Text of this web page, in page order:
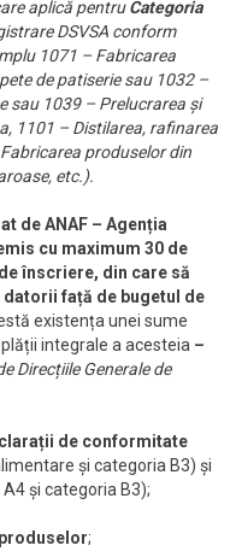
aplică pentruCategoria
DSVSA conform
1071 – Fabricarea
de patiserie sau 1032 –
sau 1039 – Prelucrarea și
1101 – Distilarea, rafinarea
produselor din
etc.).
de ANAF – Agenția
cu maximum 30 de
înscriere, din care să
datorii față de bugetul de
existența unei sume
integrale a acesteia –
Direcțiile Generale de
de conformitate
și categoria B3) și
și categoria B3);
;